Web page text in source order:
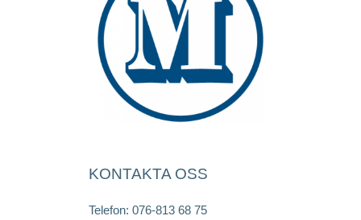
KONTAKTA OSS
Telefon: 076-813 68 75